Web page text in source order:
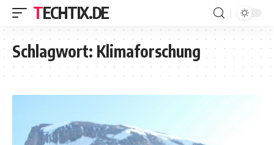
TECHTIX.DE
Schlagwort:Klimaforschung